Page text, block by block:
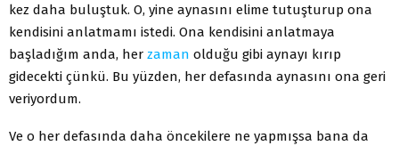
kez daha buluştuk. O, yine aynasını elime tutuşturup ona
kendisini anlatmamı istedi. Ona kendisini anlatmaya
başladığım anda, her zaman olduğu gibi aynayı kırıp
gidecekti çünkü. Bu yüzden, her defasında aynasını ona geri
veriyordum.
Ve o her defasında daha öncekilere ne yapmışsa bana da